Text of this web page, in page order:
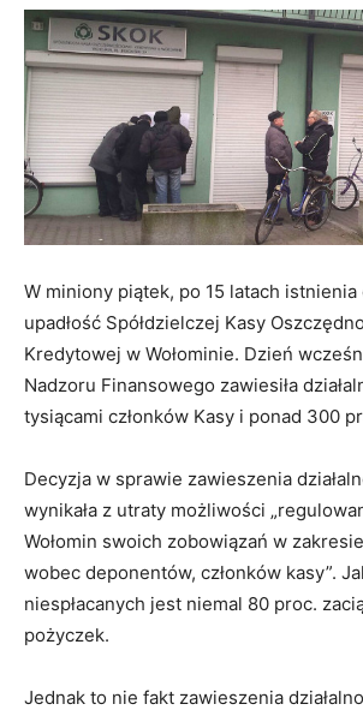
W miniony piątek, po 15 latach istnienia
upadłość Spółdzielczej Kasy
Kredytowej w Wołominie. Dzień
Nadzoru Finansowego zawiesiła
tysiącami członków Kasy i ponad 300
Decyzja w sprawie zawieszenia
wynikała z utraty możliwości
Wołomin swoich zobowiązań w
wobec deponentów, członków kasy”.
niespłacanych jest niemal 80 proc.
pożyczek.
Jednak to nie fakt zawieszenia